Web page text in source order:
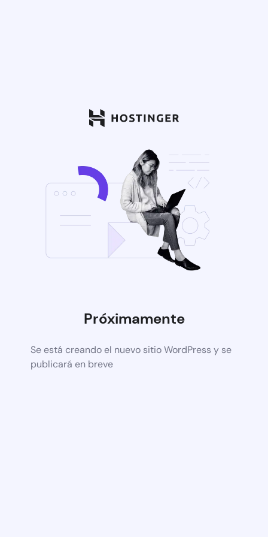
Próximamente
Se está creando el nuevo sitio WordPress y se
publicará en breve